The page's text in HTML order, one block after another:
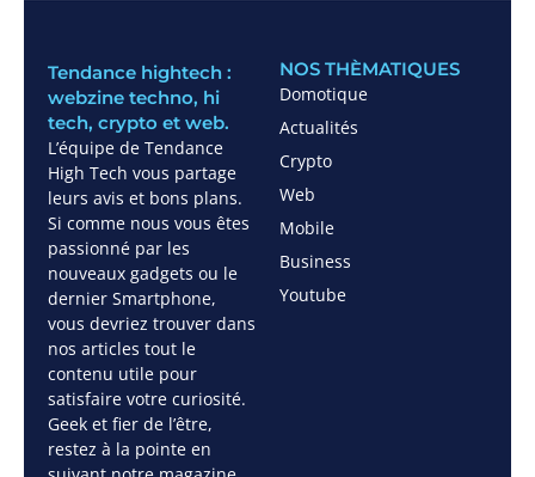
Tendance hightech :
webzine techno, hi
tech, crypto et web.
L’équipe de Tendance
High Tech vous partage
leurs avis et bons plans.
Si comme nous vous êtes
passionné par les
nouveaux gadgets ou le
dernier Smartphone,
vous devriez trouver dans
nos articles tout le
contenu utile pour
satisfaire votre curiosité.
Geek et fier de l’être,
restez à la pointe en
NOS THÈMATIQUES
Domotique
Actualités
Crypto
Web
Mobile
Business
Youtube